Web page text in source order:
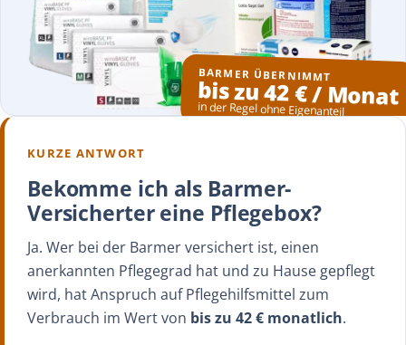
BARMER ÜBERNIMMT
bis zu 42 € / Monat
in der Regel ohne Eigenanteil
KURZE ANTWORT
Bekomme ich als Barmer-
Versicherter eine Pflegebox?
Ja. Wer bei der Barmer versichert ist, einen
anerkannten Pflegegrad hat und zu Hause gepflegt
wird, hat Anspruch auf Pflegehilfsmittel zum
Verbrauch im Wert von bis zu 42 € monatlich.